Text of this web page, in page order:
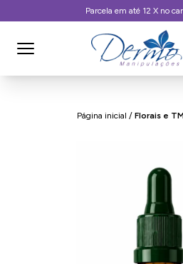
X no cartão de crédito
Página inicial / Florais e TM